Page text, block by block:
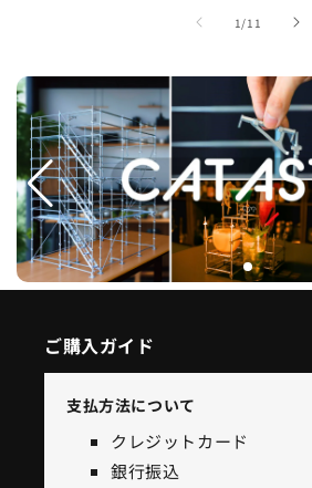
1 /の
11
ご購入ガイド
支払方法について
クレジットカード
銀行振込